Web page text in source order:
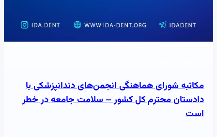
مکاتبه شورای هماهنگی انجمن‌های دندانپزشکی با
دادستان محترم کل کشور – سلامت جامعه در خطر
است